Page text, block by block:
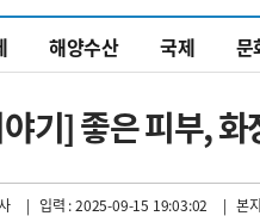
해양수산 국제 문
기] 좋은 피부,
| 입력 : 2025-09-15 19:03:02 | 본